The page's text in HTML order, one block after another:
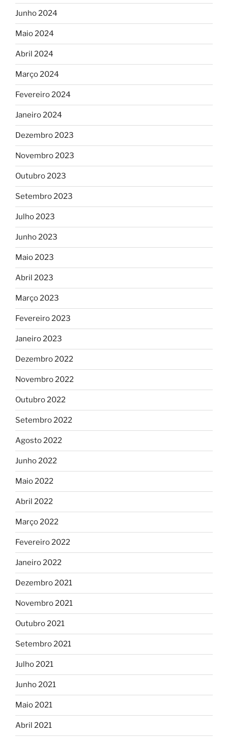
Junho 2024
Maio 2024
Abril 2024
Março 2024
Fevereiro 2024
Janeiro 2024
Dezembro 2023
Novembro 2023
Outubro 2023
Setembro 2023
Julho 2023
Junho 2023
Maio 2023
Abril 2023
Março 2023
Fevereiro 2023
Janeiro 2023
Dezembro 2022
Novembro 2022
Outubro 2022
Setembro 2022
Agosto 2022
Junho 2022
Maio 2022
Abril 2022
Março 2022
Fevereiro 2022
Janeiro 2022
Dezembro 2021
Novembro 2021
Outubro 2021
Setembro 2021
Julho 2021
Junho 2021
Maio 2021
Abril 2021